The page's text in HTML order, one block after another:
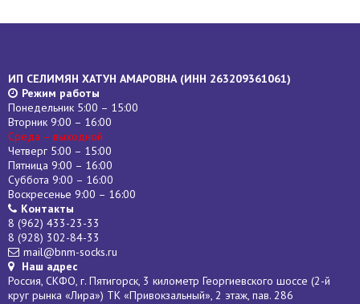
ИП СЕЛИМЯН ХАТУН АМАРОВНА (ИНН 263209361061)
Режим работы
Понедельник 5:00 – 15:00
Вторник 9:00 – 16:00
Среда – выходной
Четверг 5:00 – 15:00
Пятница 9:00 – 16:00
Суббота 9:00 – 16:00
Воскресенье 9:00 – 16:00
Контакты
8 (962) 433-23-33
8 (928) 302-84-33
mail@bnm-socks.ru
Наш адрес
Россия, СКФО, г. Пятигорск, 3 километр Георгиевского шоссе (2-й
круг рынка «Лира») ТК «Привокзальный», 2 этаж, пав. 286